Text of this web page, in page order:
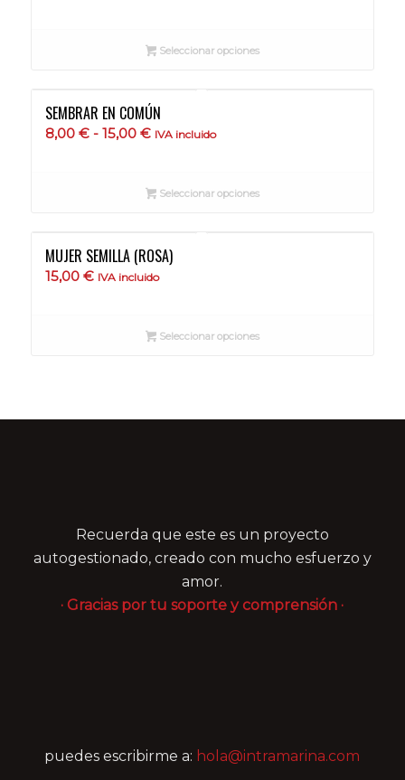
desde
15,00 €
Seleccionar opciones
SEMBRAR EN COMÚN
8,00 € - 15,00 €Rango
desde
15,00 €
IVA incluido
Seleccionar opciones
MUJER SEMILLA (ROSA)
15,00 € IVA incluido
Seleccionar opciones
Recuerda que este es un proyecto
autogestionado, creado con mucho esfuerzo y
amor.
· Gracias por tu soporte y comprensión ·
puedes escribirme a: hola@intramarina.com